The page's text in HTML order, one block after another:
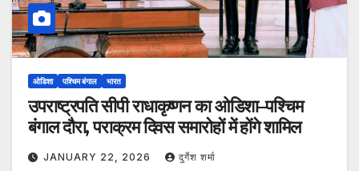
ओडिशा पश्चिम बंगाल भारत
उपराष्ट्रपति सीपी राधाकृष्णन का ओडिशा–पश्चिम
बंगाल दौरा, पराक्रम दिवस समारोहों में होंगे शामिल
JANUARY 22, 2026 दुर्गेश शर्मा